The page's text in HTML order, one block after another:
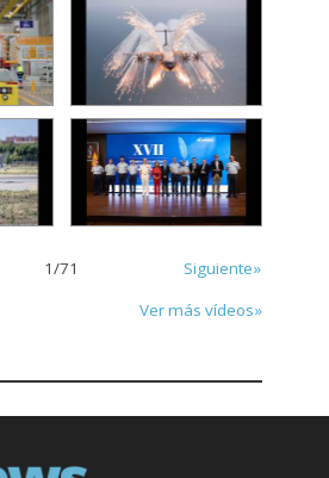
1/71
Siguiente»
Ver más vídeos»